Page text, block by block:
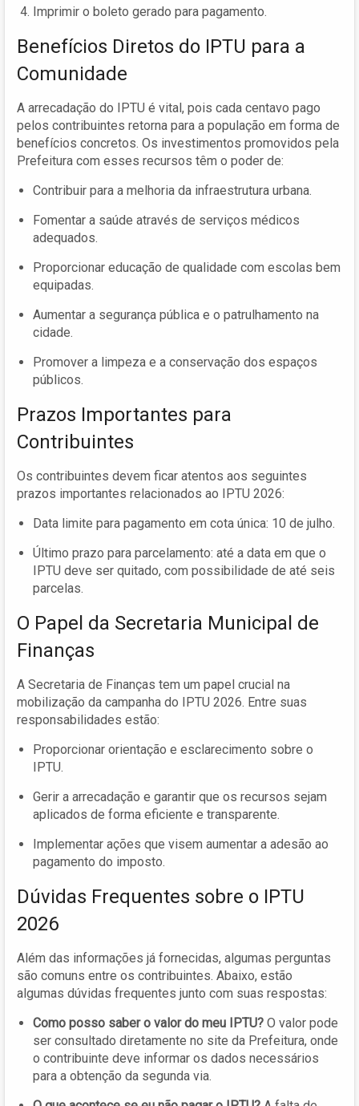
Imprimir o boleto gerado para pagamento.
Benefícios Diretos do IPTU para a
Comunidade
A arrecadação do IPTU é vital, pois cada centavo pago
pelos contribuintes retorna para a população em forma de
benefícios concretos. Os investimentos promovidos pela
Prefeitura com esses recursos têm o poder de:
Contribuir para a melhoria da infraestrutura urbana.
Fomentar a saúde através de serviços médicos
adequados.
Proporcionar educação de qualidade com escolas bem
equipadas.
Aumentar a segurança pública e o patrulhamento na
cidade.
Promover a limpeza e a conservação dos espaços
públicos.
Prazos Importantes para
Contribuintes
Os contribuintes devem ficar atentos aos seguintes
prazos importantes relacionados ao IPTU 2026:
Data limite para pagamento em cota única: 10 de julho.
Último prazo para parcelamento: até a data em que o
IPTU deve ser quitado, com possibilidade de até seis
parcelas.
O Papel da Secretaria Municipal de
Finanças
A Secretaria de Finanças tem um papel crucial na
mobilização da campanha do IPTU 2026. Entre suas
responsabilidades estão:
Proporcionar orientação e esclarecimento sobre o
IPTU.
Gerir a arrecadação e garantir que os recursos sejam
aplicados de forma eficiente e transparente.
Implementar ações que visem aumentar a adesão ao
pagamento do imposto.
Dúvidas Frequentes sobre o IPTU
2026
Além das informações já fornecidas, algumas perguntas
são comuns entre os contribuintes. Abaixo, estão
algumas dúvidas frequentes junto com suas respostas:
Como posso saber o valor do meu IPTU? O valor pode
ser consultado diretamente no site da Prefeitura, onde
o contribuinte deve informar os dados necessários
para a obtenção da segunda via.